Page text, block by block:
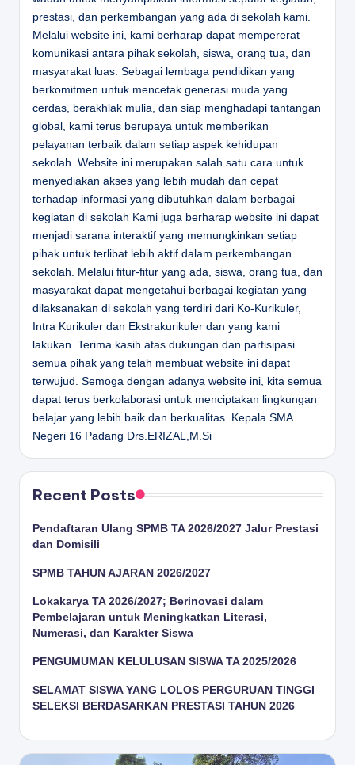
prestasi, dan perkembangan yang ada di sekolah kami.
Melalui website ini, kami berharap dapat mempererat
komunikasi antara pihak sekolah, siswa, orang tua, dan
masyarakat luas. Sebagai lembaga pendidikan yang
berkomitmen untuk mencetak generasi muda yang
cerdas, berakhlak mulia, dan siap menghadapi tantangan
global, kami terus berupaya untuk memberikan
pelayanan terbaik dalam setiap aspek kehidupan
sekolah. Website ini merupakan salah satu cara untuk
menyediakan akses yang lebih mudah dan cepat
terhadap informasi yang dibutuhkan dalam berbagai
kegiatan di sekolah Kami juga berharap website ini dapat
menjadi sarana interaktif yang memungkinkan setiap
pihak untuk terlibat lebih aktif dalam perkembangan
sekolah. Melalui fitur-fitur yang ada, siswa, orang tua, dan
masyarakat dapat mengetahui berbagai kegiatan yang
dilaksanakan di sekolah yang terdiri dari Ko-Kurikuler,
Intra Kurikuler dan Ekstrakurikuler dan yang kami
lakukan. Terima kasih atas dukungan dan partisipasi
semua pihak yang telah membuat website ini dapat
terwujud. Semoga dengan adanya website ini, kita semua
dapat terus berkolaborasi untuk menciptakan lingkungan
belajar yang lebih baik dan berkualitas.
Kepala SMA
Negeri 16 Padang Drs.ERIZAL,M.Si
Recent Posts
Pendaftaran Ulang SPMB TA 2026/2027 Jalur Prestasi
dan Domisili
SPMB TAHUN AJARAN 2026/2027
Lokakarya TA 2026/2027; Berinovasi dalam
Pembelajaran untuk Meningkatkan Literasi,
Numerasi, dan Karakter Siswa
PENGUMUMAN KELULUSAN SISWA TA 2025/2026
SELAMAT SISWA YANG LOLOS PERGURUAN TINGGI
SELEKSI BERDASARKAN PRESTASI TAHUN 2026